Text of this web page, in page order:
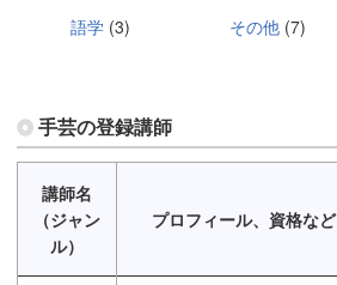
語学(3) その他(7)
手芸の登録講師
講師名
（ジャン
ル）
プロフィール、資格など